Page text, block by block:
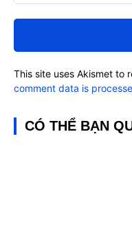
luận:
This site uses Akismet to
comment data is
CÓ THỂ BẠN